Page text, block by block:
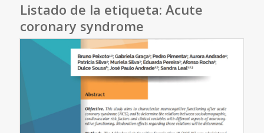
Listado de la etiqueta: Acute
coronary syndrome